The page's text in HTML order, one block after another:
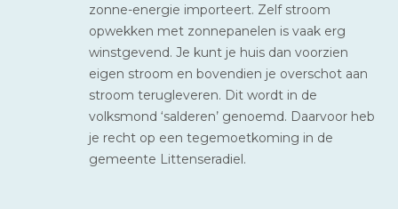
zonne-energie importeert. Zelf stroom
opwekken met zonnepanelen is vaak erg
winstgevend. Je kunt je huis dan voorzien
eigen stroom en bovendien je overschot aan
stroom terugleveren. Dit wordt in de
volksmond ‘salderen’ genoemd. Daarvoor heb
je recht op een tegemoetkoming in de
gemeente Littenseradiel.